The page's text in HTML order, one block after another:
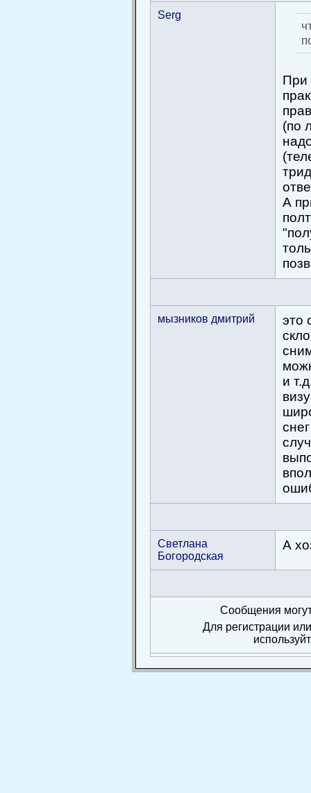
Serg
При
(по
А
мызников дмитрий
это
и
Светлана
Богородская
А
Сообщения
Для регистрации